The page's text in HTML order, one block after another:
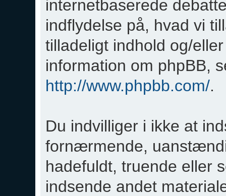
internetbaserede
indflydelse på, hvad vi
tilladeligt indhold og/
information om phpBB,
http://www.phpbb.com/.
Du indvilliger i ikke at
fornærmende,
hadefuldt, truende eller
indsende andet